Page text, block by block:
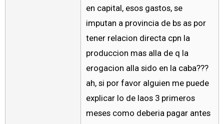
en capital, esos gastos, se
imputan a provincia de bs as por
tener relacion directa cpn la
produccion mas alla de q la
erogacion alla sido en la caba???
ah, si por favor alguien me puede
explicar lo de laos 3 primeros
meses como deberia pagar antes